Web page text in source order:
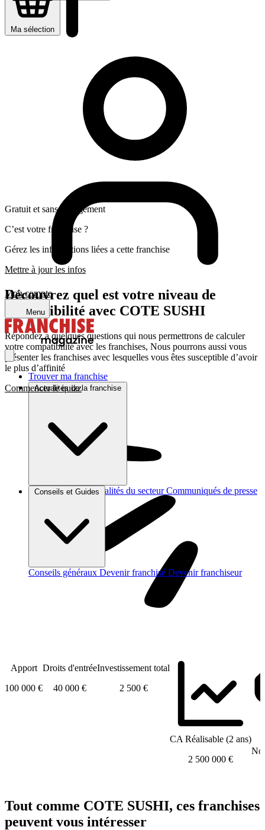
Ma sélection
Mon compte
Menu
Trouver ma franchise
Actualités de la franchise
Brèves et actus Actualités du secteur Communiqués de presse
Conseils et Guides
Conseils généraux Devenir franchisé Devenir franchiseur
Gratuit et sans engagement
C’est votre franchise ?
Gérez les informations liées a cette franchise
Mettre à jour les infos
Découvrez quel est votre niveau de
compatibilité avec COTE SUSHI
Répondez a quelques questions qui nous permettrons de calculer
votre compatibilité avec les franchises, Nous pourrons aussi vous
présenter les franchises avec lesquelles vous êtes susceptible d’avoir
le plus d’affinité
Commencer le quizz
Apport
100 000 €
Droits d'entrée
40 000 €
Investissement total
2 500 €
CA Réalisable (2 ans)
2 500 000 €
Tout comme COTE SUSHI, ces franchises
peuvent vous intéresser